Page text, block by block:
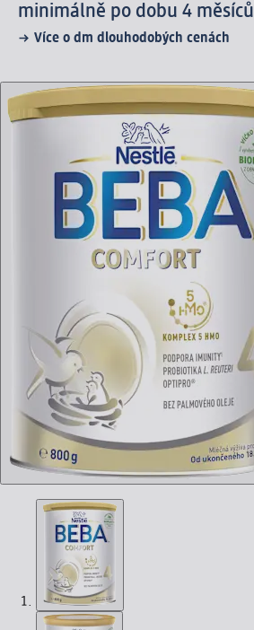
minimálně po dobu 4 měsíců
Více o dm dlouhodobých cenách